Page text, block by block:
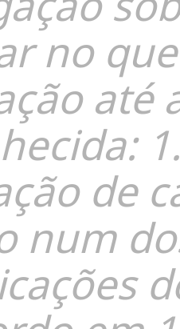
no
até
de
num